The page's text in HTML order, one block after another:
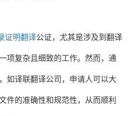
证明翻译公证，尤其是涉及到翻译
项复杂且细致的工作。然而，通
如译联翻译公司，申请人可以大
件的准确性和规范性，从而顺利